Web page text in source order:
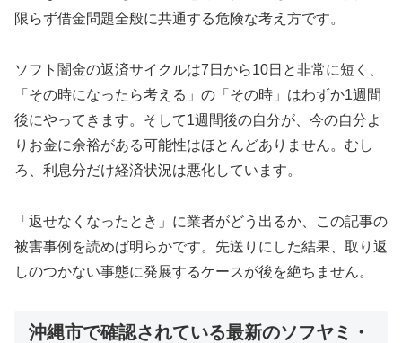
限らず借金問題全般に共通する危険な考え方です。
ソフト闇金の返済サイクルは7日から10日と非常に短く、
「その時になったら考える」の「その時」はわずか1週間
後にやってきます。そして1週間後の自分が、今の自分よ
りお金に余裕がある可能性はほとんどありません。むし
ろ、利息分だけ経済状況は悪化しています。
「返せなくなったとき」に業者がどう出るか、この記事の
被害事例を読めば明らかです。先送りにした結果、取り返
しのつかない事態に発展するケースが後を絶ちません。
沖縄市で確認されている最新のソフヤミ・